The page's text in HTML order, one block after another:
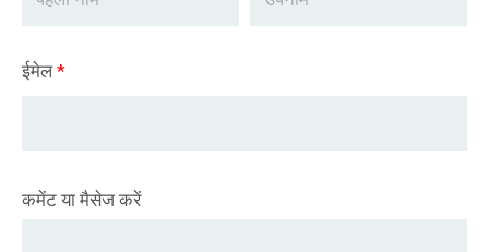
ईमेल*
कमेंट या मैसेज करें